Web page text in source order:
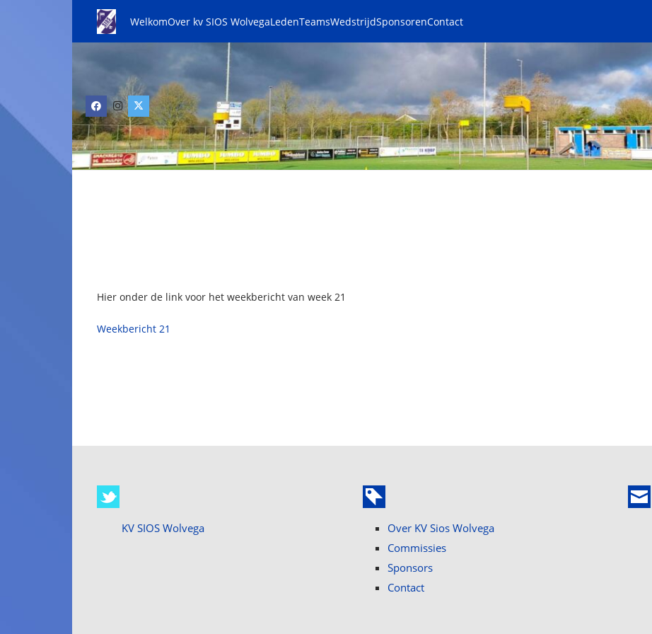
WelkomOver kv SIOS WolvegaLedenTeamsWedstrijdSponsorenContact
Hier onder de link voor het weekbericht van week 21
Weekbericht 21
KV SIOS Wolvega
Over KV Sios Wolvega
Commissies
Sponsors
Contact